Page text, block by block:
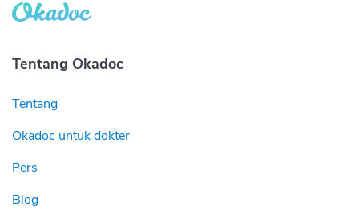
Tentang Okadoc
Tentang
Okadoc untuk dokter
Pers
Blog